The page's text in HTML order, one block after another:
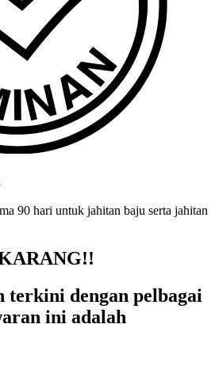
90 hari untuk jahitan baju serta jahitan
dengan pelbagai
ini adalah